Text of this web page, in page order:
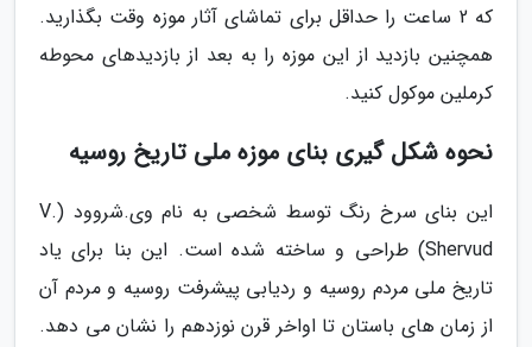
که 2 ساعت را حداقل برای تماشای آثار موزه وقت بگذارید.
همچنین بازدید از این موزه را به بعد از بازدیدهای محوطه
کرملین موکول کنید.
نحوه شکل گیری بنای موزه ملی تاریخ روسیه
این بنای سرخ رنگ توسط شخصی به نام وی.شروود (V.
Shervud) طراحی و ساخته شده است. این بنا برای یاد
تاریخ ملی مردم روسیه و ردیابی پیشرفت روسیه و مردم آن
از زمان های باستان تا اواخر قرن نوزدهم را نشان می دهد.